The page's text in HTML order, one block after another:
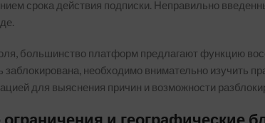
срока действия подписки. Неправильно
большинство платформ предлагают функцию
заблокирована, необходимо внимательно изучить
для выяснения причин и возможности